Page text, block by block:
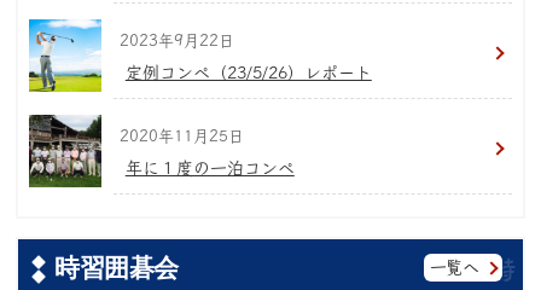
2023年9月22日
定例コンペ（23/5/26）レポート
2020年11月25日
年に１度の一泊コンペ
時習囲碁会 一覧へ